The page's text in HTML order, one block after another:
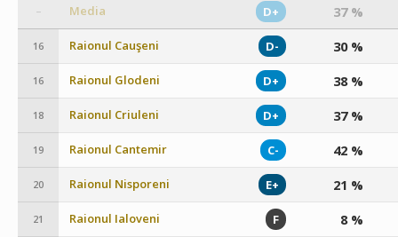
– Media D+ 37 %
16 Raionul Cauşeni D- 30 %
16 Raionul Glodeni D+ 38 %
18 Raionul Criuleni D+ 37 %
19 Raionul Cantemir C- 42 %
20 Raionul Nisporeni E+ 21 %
21 Raionul Ialoveni F 8 %